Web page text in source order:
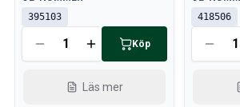
Volvo 740/760/780 Elsystem
Volvo 740/760/780 Motorreglage
Volvo 700 Värme-/Friskluftsanläggning
Volvo 700 Motordelar
395103
Köp
Läs mer
418506